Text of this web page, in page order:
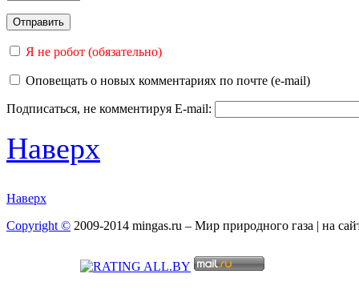
Я не робот (обязательно)
Оповещать о новых комментариях по почте (e-mail)
Подписаться, не комментируя E-mail:
Наверх
Наверх
Copyright © 2009-2014 mingas.ru – Мир природного газа | на